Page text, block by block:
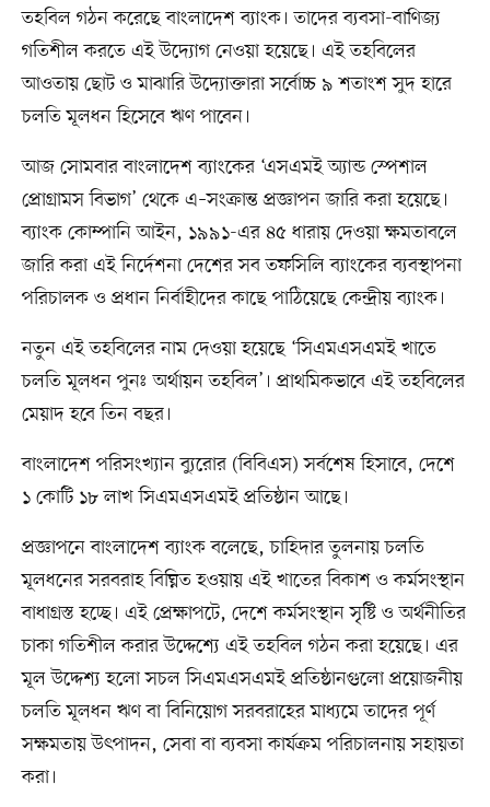
তহবিল গঠন করেছে বাংলাদেশ ব্যাংক। তাদের ব্যবসা-বাণিজ্য
গতিশীল করতে এই উদ্যোগ নেওয়া হয়েছে। এই তহবিলের
আওতায় ছোট ও মাঝারি উদ্যোক্তারা সর্বোচ্চ ৯ শতাংশ সুদ হারে
চলতি মূলধন হিসেবে ঋণ পাবেন।
আজ সোমবার বাংলাদেশ ব্যাংকের ‘এসএমই অ্যান্ড স্পেশাল
প্রোগ্রামস বিভাগ’ থেকে এ–সংক্রান্ত প্রজ্ঞাপন জারি করা হয়েছে।
ব্যাংক কোম্পানি আইন, ১৯৯১-এর ৪৫ ধারায় দেওয়া ক্ষমতাবলে
জারি করা এই নির্দেশনা দেশের সব তফসিলি ব্যাংকের ব্যবস্থাপনা
পরিচালক ও প্রধান নির্বাহীদের কাছে পাঠিয়েছে কেন্দ্রীয় ব্যাংক।
নতুন এই তহবিলের নাম দেওয়া হয়েছে ‘সিএমএসএমই খাতে
চলতি মূলধন পুনঃ অর্থায়ন তহবিল’। প্রাথমিকভাবে এই তহবিলের
মেয়াদ হবে তিন বছর।
বাংলাদেশ পরিসংখ্যান ব্যুরোর (বিবিএস) সর্বশেষ হিসাবে, দেশে
১ কোটি ১৮ লাখ সিএমএসএমই প্রতিষ্ঠান আছে।
প্রজ্ঞাপনে বাংলাদেশ ব্যাংক বলেছে, চাহিদার তুলনায় চলতি
মূলধনের সরবরাহ বিঘ্নিত হওয়ায় এই খাতের বিকাশ ও কর্মসংস্থান
বাধাগ্রস্ত হচ্ছে। এই প্রেক্ষাপটে, দেশে কর্মসংস্থান সৃষ্টি ও অর্থনীতির
চাকা গতিশীল করার উদ্দেশ্যে এই তহবিল গঠন করা হয়েছে। এর
মূল উদ্দেশ্য হলো সচল সিএমএসএমই প্রতিষ্ঠানগুলো প্রয়োজনীয়
চলতি মূলধন ঋণ বা বিনিয়োগ সরবরাহের মাধ্যমে তাদের পূর্ণ
সক্ষমতায় উৎপাদন, সেবা বা ব্যবসা কার্যক্রম পরিচালনায় সহায়তা
করা।